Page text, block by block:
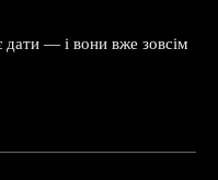
— і вони вже зовсім